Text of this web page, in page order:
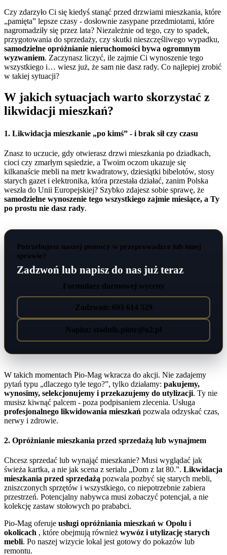
Czy zdarzyło Ci się kiedyś stanąć przed drzwiami mieszkania, które
„pamięta” lepsze czasy - dosłownie zasypane przedmiotami, które
nagromadziły się przez lata? Niezależnie od tego, czy to spadek,
przygotowania do sprzedaży, czy skutki nieszczęśliwego wypadku,
samodzielne opróżnianie nieruchomości bywa ogromnym
wyzwaniem. Zaczynasz liczyć, ile zajmie Ci wynoszenie tego
wszystkiego i… wiesz już, że sam nie dasz rady. Co najlepiej zrobić
w takiej sytuacji?
W jakich sytuacjach warto skorzystać z
likwidacji mieszkań?
1. Likwidacja mieszkanie „po kimś” - i brak sił czy czasu
Znasz to uczucie, gdy otwierasz drzwi mieszkania po dziadkach,
cioci czy zmarłym sąsiedzie, a Twoim oczom ukazuje się
kilkanaście mebli na metr kwadratowy, dziesiątki bibelotów, stosy
starych gazet i elektronika, która przestała działać, zanim Polska
weszła do Unii Europejskiej? Szybko zdajesz sobie sprawę, że
samodzielne wynoszenie tego wszystkiego zajmie miesiące, a Ty
po prostu nie dasz rady.
Potrzebujesz naszej pomocy w przeprowadzce lub innej
sprawie?
Zadzwoń lub napisz do nas już teraz
Formularz darmowej wyceny
Zadzwoń: 693 614 529
Napisz: stadnik.piotr@o2.pl
W takich momentach Pio-Mag wkracza do akcji. Nie zadajemy
pytań typu „dlaczego tyle tego?”, tylko działamy: pakujemy,
wynosimy, selekcjonujemy i przekazujemy do utylizacji. Ty nie
musisz kiwnąć palcem - poza podpisaniem zlecenia. Usługa
profesjonalnego likwidowania mieszkań pozwala odzyskać czas,
nerwy i zdrowie.
2. Opróżnianie mieszkania przed sprzedażą lub wynajmem
Chcesz sprzedać lub wynająć mieszkanie? Musi wyglądać jak
świeża kartka, a nie jak scena z serialu „Dom z lat 80.”. Likwidacja
mieszkania przed sprzedażą pozwala pozbyć się starych mebli,
zniszczonych sprzętów i wszystkiego, co niepotrzebnie zabiera
przestrzeń. Potencjalny nabywca musi zobaczyć potencjał, a nie
kolekcję zastaw stołowych po prababci.
Pio-Mag oferuje usługi opróżniania mieszkań w Opolu i
okolicach , które obejmują również wywóz i utylizację starych
mebli. Po naszej wizycie lokal jest gotowy do pokazów lub
remontu.